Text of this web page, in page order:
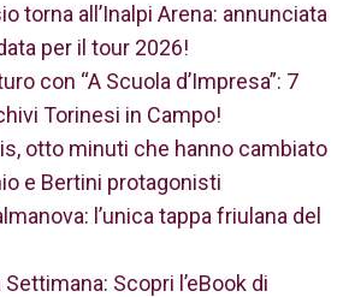
torna all’Inalpi Arena: annunciata
per il tour 2026!
con “A Scuola d’Impresa”: 7
Torinesi in Campo!
otto minuti che hanno cambiato
e Bertini protagonisti
l’unica tappa friulana del
Settimana: Scopri l’eBook di